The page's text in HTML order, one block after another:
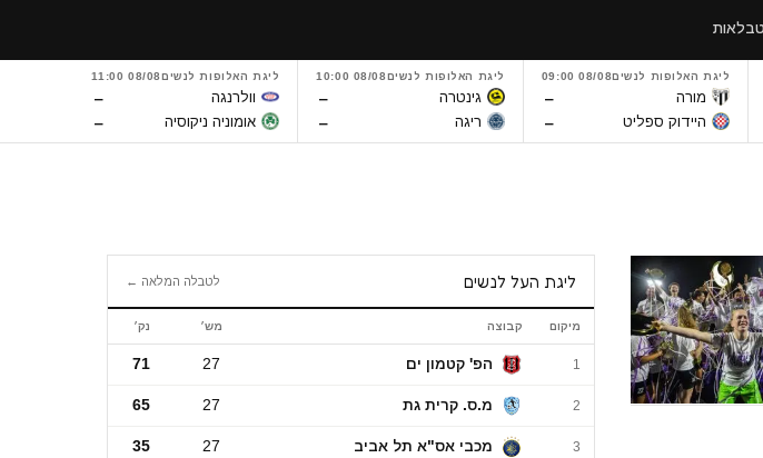
טבלאות
ליגת האלופות לנשים08/08 09:00
מורה –
היידוק ספליט –
ליגת האלופות לנשים08/08 10:00
גינטרה –
ריגה –
ליגת האלופות לנשים08/08 11:00
וולרנגה –
אומוניה ניקוסיה –
ליגת העל לנשים לטבלה המלאה ←
ליגת העל לנשים
מיקום קבוצה מש׳ נק׳
1 הפ' קטמון ים 27
71
2 מ.ס. קרית גת 27
65
3 מכבי אס"א תל אביב 27
35